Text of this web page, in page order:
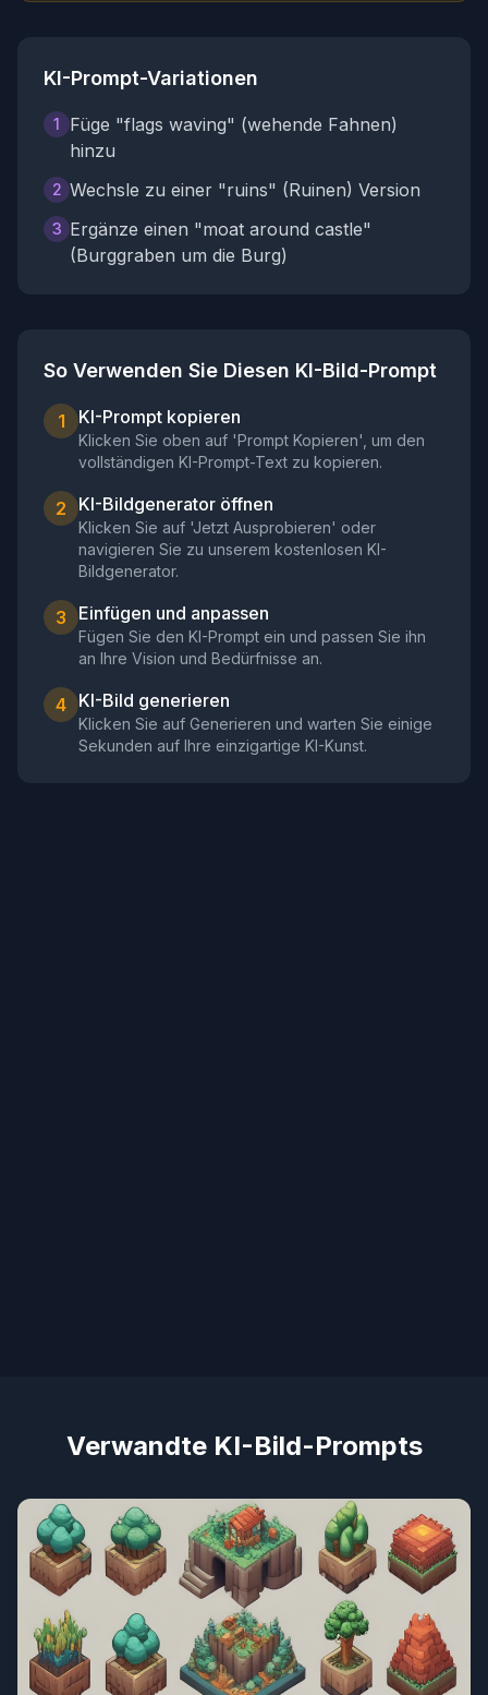
KI-Prompt-Variationen
1
Füge "flags waving" (wehende Fahnen)
hinzu
2 Wechsle zu einer "ruins" (Ruinen) Version
3 Ergänze einen "moat around castle"
(Burggraben um die Burg)
So Verwenden Sie Diesen KI-Bild-Prompt
1 KI-Prompt kopieren
Klicken Sie oben auf 'Prompt Kopieren', um den
vollständigen KI-Prompt-Text zu kopieren.
2 KI-Bildgenerator öffnen
Klicken Sie auf 'Jetzt Ausprobieren' oder
navigieren Sie zu unserem kostenlosen KI-
Bildgenerator.
3 Einfügen und anpassen
Fügen Sie den KI-Prompt ein und passen Sie ihn
an Ihre Vision und Bedürfnisse an.
4 KI-Bild generieren
Klicken Sie auf Generieren und warten Sie einige
Sekunden auf Ihre einzigartige KI-Kunst.
Verwandte KI-Bild-Prompts